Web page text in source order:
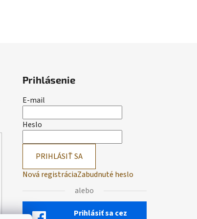
Prihlásenie
E-mail
Heslo
PRIHLÁSIŤ SA
Nová registráciaZabudnuté heslo
alebo
Prihlásiť sa cez